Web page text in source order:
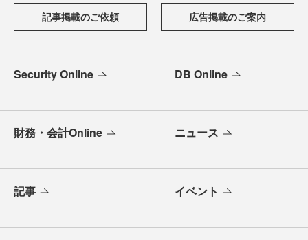
記事掲載のご依頼 広告掲載のご案内
Security Online DB Online
財務・会計Online ニュース
記事 イベント